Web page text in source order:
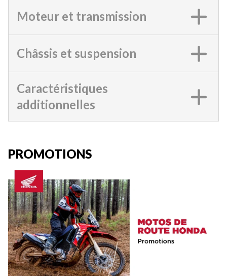
Moteur et transmission
Châssis et suspension
Caractéristiques
additionnelles
PROMOTIONS